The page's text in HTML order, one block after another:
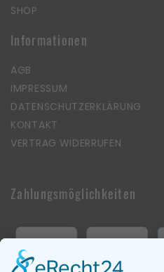
SHOP
Informationen
AGB
IMPRESSUM
DATENSCHUTZERKLÄRUNG
KONTAKT
VERTRAG WIDERRUFEN
Zahlungsmöglichkeiten